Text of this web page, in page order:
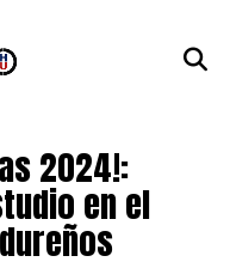
2024!:
en el